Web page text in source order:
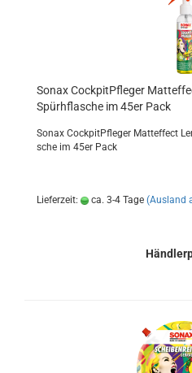
Sonax Cock­pit­Pfle­ger
Spürh­fla­sche im 45er Pack
Sonax Cock­pit­Pfle­ger Matt­ef­fect
sche im 45er Pack
Lieferzeit: ca. 3-4 Tage (Ausland